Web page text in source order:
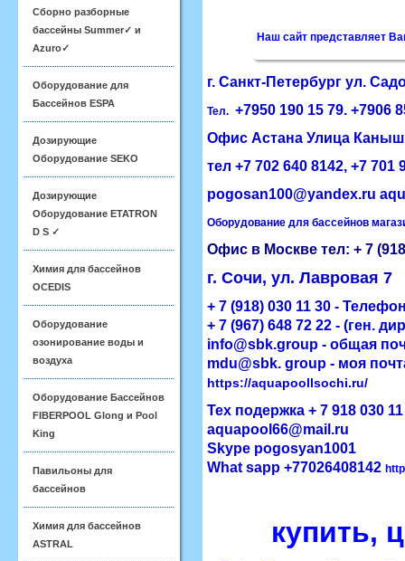
Сборно разборные
бассейны Summer✓ и
Azuro✓
Оборудование для
Бассейнов ESPA
Дозирующие
Оборудование SEKO
Дозирующие
Оборудование ETATRON
D S ✓
Химия для бассейнов
OCEDIS
Оборудование
озонирование воды и
воздуха
Оборудование Бассейнов
FIBERPOOL Glong и Pool
King
Павильоны для
бассейнов
Химия для бассейнов
ASTRAL
Наш сайт представляет
г. Санкт-Петербург ул.
Тел. +7950 190 15 79. +7906
ОфисАстана​Улица Каныш
тел +7 702 640 8142, ​+7 701
pogosan100@yandex.ru
Оборудование для бассейнов
Офис в Москве тел: + 7
г. Сочи, ул. Лавровая 7
+ 7 (918) 030 11 30 -
+ 7 (967) 648 72 22 - (ген.
info@sbk.group - общая
mdu@sbk. group - моя
https://aquapoollsochi.ru/
Тех подержка+ 7 918 030
aquapool66@mail.ru
Skype pogosyan1001
What sapp +77026408142
купить,